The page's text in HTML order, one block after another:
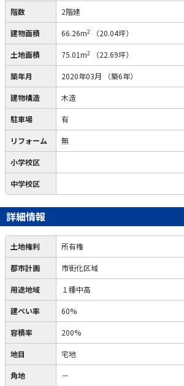
階数 2階建
建物面積 66.26m2 （20.04坪）
土地面積 75.01m2 （22.69坪）
築年月 2020年03月 （築6年）
建物構造 木造
駐車場 有
リフォーム 無
小学校区
中学校区
詳細情報
土地権利 所有権
都市計画 市街化区域
用途地域 １種中高
建ぺい率 60%
容積率 200%
地目 宅地
角地 －